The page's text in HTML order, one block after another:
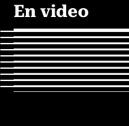
En video